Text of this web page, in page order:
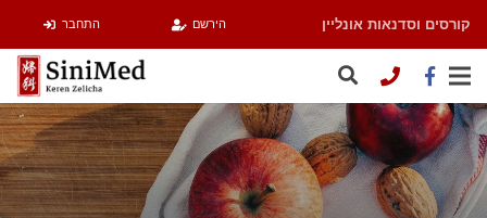
קורסים וסדנאות אונליין הירשם התחבר